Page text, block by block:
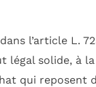
l’article L.
légal solide, à
qui reposent